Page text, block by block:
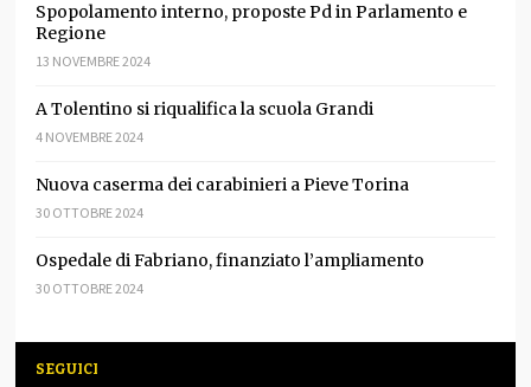
Spopolamento interno, proposte Pd in Parlamento e
Regione
13 NOVEMBRE 2024
A Tolentino si riqualifica la scuola Grandi
4 NOVEMBRE 2024
Nuova caserma dei carabinieri a Pieve Torina
30 OTTOBRE 2024
Ospedale di Fabriano, finanziato l’ampliamento
30 OTTOBRE 2024
SEGUICI